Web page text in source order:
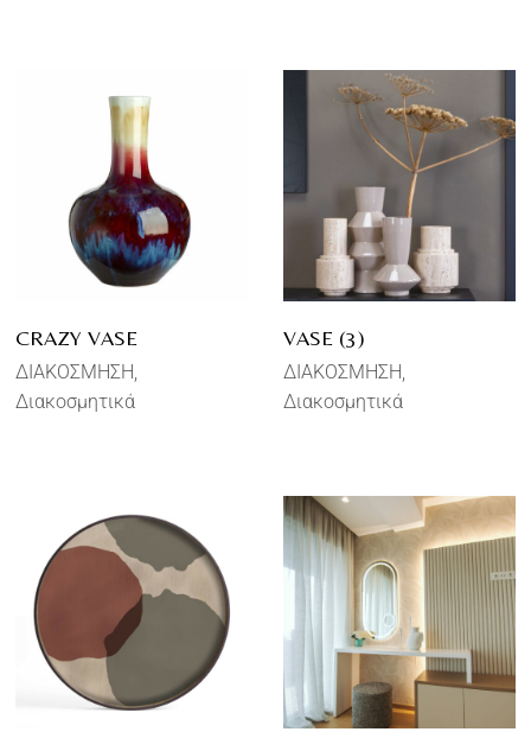
CRAZY VASE
ΔΙΑΚΟΣΜΗΣΗ
Διακοσμητικά
VASE (3)
ΔΙΑΚΟΣΜΗΣΗ
Διακοσμητικά